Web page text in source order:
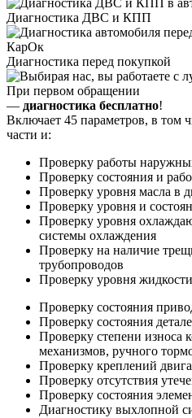
Диагностика ДВС и КПП
Диагностика перед покупкой
При первом обращении
— диагностика бесплатно!
Включает 45 параметров, в том
части и:
Проверку работы
Проверку состояния и
Проверку уровня масла в
Проверку уровня и
Проверку уровня
системы охлаждения
Проверку на наличие
трубопроводов
Проверку уровня
Проверку состояния
Проверку состояния
Проверку степени износа
механизмов, ручного
Проверку креплений
Проверку отсутствия
Проверку состояния
Диагностику выхлопной